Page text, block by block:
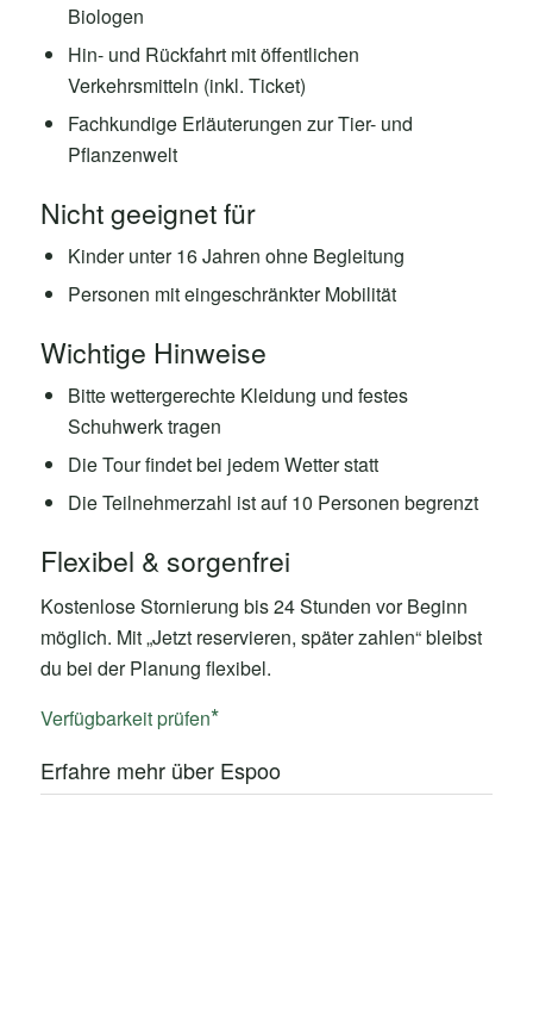
Biologen
Hin- und Rückfahrt mit öffentlichen
Verkehrsmitteln (inkl. Ticket)
Fachkundige Erläuterungen zur Tier- und
Pflanzenwelt
Nicht geeignet für
Kinder unter 16 Jahren ohne Begleitung
Personen mit eingeschränkter Mobilität
Wichtige Hinweise
Bitte wettergerechte Kleidung und festes
Schuhwerk tragen
Die Tour findet bei jedem Wetter statt
Die Teilnehmerzahl ist auf 10 Personen begrenzt
Flexibel & sorgenfrei
Kostenlose Stornierung bis 24 Stunden vor Beginn
möglich. Mit „Jetzt reservieren, später zahlen“ bleibst
du bei der Planung flexibel.
Verfügbarkeit prüfen
Erfahre mehr über Espoo